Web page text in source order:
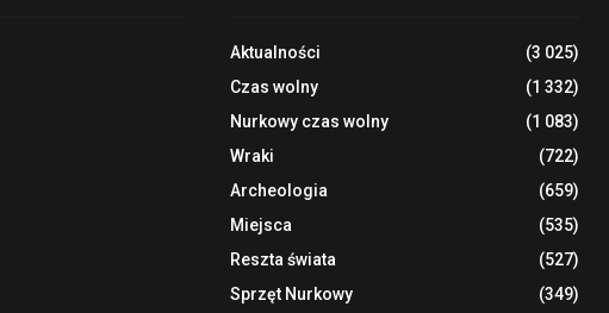
Aktualności
(3 025)
Czas wolny
(1 332)
Nurkowy czas wolny
(1 083)
Wraki
(722)
Archeologia
(659)
Miejsca
(535)
Reszta świata
(527)
Sprzęt Nurkowy
(349)